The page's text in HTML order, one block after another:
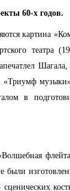
60-х годов.
картина
театра
«Триумф
в
были